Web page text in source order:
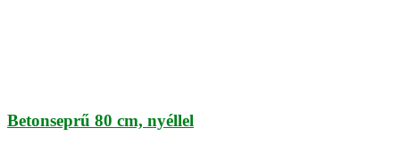
Betonseprű 80 cm, nyéllel